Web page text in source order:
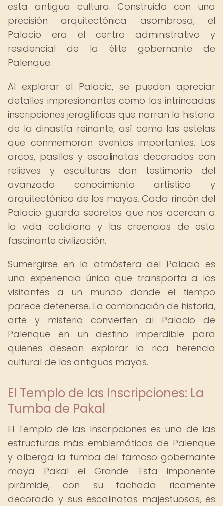
esta antigua cultura. Construido con una
precisión arquitectónica asombrosa, el
Palacio era el centro administrativo y
residencial de la élite gobernante de
Palenque.
Al explorar el Palacio, se pueden apreciar
detalles impresionantes como las intrincadas
inscripciones jeroglíficas que narran la historia
de la dinastía reinante, así como las estelas
que conmemoran eventos importantes. Los
arcos, pasillos y escalinatas decorados con
relieves y esculturas dan testimonio del
avanzado conocimiento artístico y
arquitectónico de los mayas. Cada rincón del
Palacio guarda secretos que nos acercan a
la vida cotidiana y las creencias de esta
fascinante civilización.
Sumergirse en la atmósfera del Palacio es
una experiencia única que transporta a los
visitantes a un mundo donde el tiempo
parece detenerse. La combinación de historia,
arte y misterio convierten al Palacio de
Palenque en un destino imperdible para
quienes desean explorar la rica herencia
cultural de los antiguos mayas.
El Templo de las Inscripciones: La
Tumba de Pakal
El Templo de las Inscripciones es una de las
estructuras más emblemáticas de Palenque
y alberga la tumba del famoso gobernante
maya Pakal el Grande. Esta imponente
pirámide, con su fachada ricamente
decorada y sus escalinatas majestuosas, es